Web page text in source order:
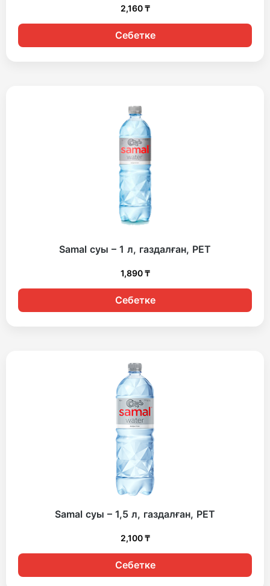
2,160₸
Себетке
Samal суы – 1 л, газдалған, PET
1,890₸
Себетке
Samal суы – 1,5 л, газдалған, PET
2,100₸
Себетке